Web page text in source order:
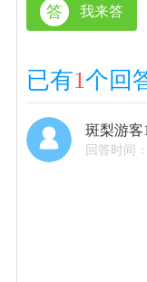
答 我来答
已有1个回
斑梨游客
回答时间